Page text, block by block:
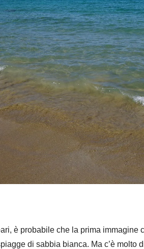
è probabile che la prima immagine
di sabbia bianca. Ma c’è molto